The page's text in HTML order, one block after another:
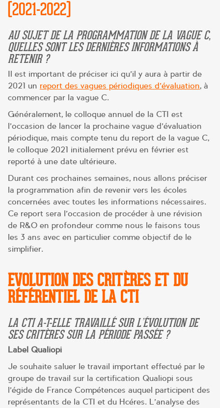
(2021-2022)
AU SUJET DE LA PROGRAMMATION DE LA VAGUE C,
QUELLES SONT LES DERNIÈRES INFORMATIONS À
RETENIR ?
Il est important de préciser ici qu’il y aura à partir de
2021 un report des vagues périodiques d’évaluation, à
commencer par la vague C.
Généralement, le colloque annuel de la CTI est
l’occasion de lancer la prochaine vague d’évaluation
périodique, mais compte tenu du report de la vague C,
le colloque 2021 initialement prévu en février est
reporté à une date ultérieure.
Durant ces prochaines semaines, nous allons préciser
la programmation afin de revenir vers les écoles
concernées avec toutes les informations nécessaires.
Ce report sera l’occasion de procéder à une révision
de R&O en profondeur comme nous le faisons tous
les 3 ans avec en particulier comme objectif de le
simplifier.
EVOLUTION DES CRITÈRES ET DU
RÉFÉRENTIEL DE LA CTI
LA CTI A-T-ELLE TRAVAILLÉ SUR L’ÉVOLUTION DE
SES CRITÈRES SUR LA PÉRIODE PASSÉE ?
Label Qualiopi
Je souhaite saluer le travail important effectué par le
groupe de travail sur la certification Qualiopi sous
l’égide de France Compétences auquel participent des
représentants de la CTI et du Hcéres. L’analyse des